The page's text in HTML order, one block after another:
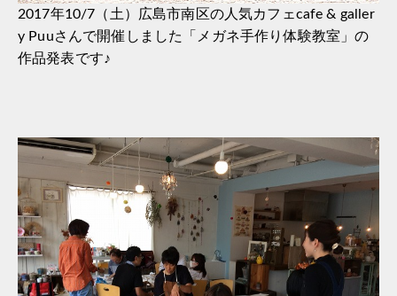
2017年10/7（土）広島市南区の人気カフェcafe & galler
y Puuさんで開催しました「メガネ手作り体験教室」の
作品発表です♪